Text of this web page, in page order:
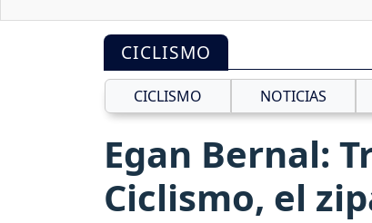
CICLISMO
CICLISMO NOTICIAS
Egan Bernal:
Ciclismo, el